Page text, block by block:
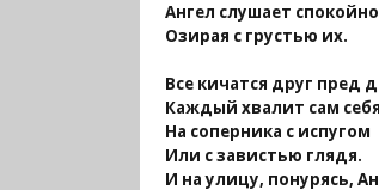
Ангел слушает
Озирая с грустью их.
Все кичатся друг пред
Каждый хвалит сам
На соперника с испугом
Или с завистью глядя.
И на улицу, понурясь,